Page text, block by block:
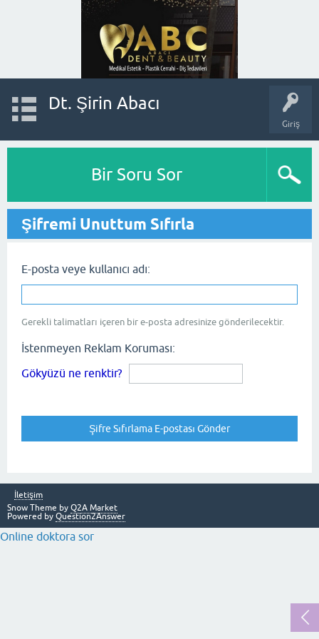
Giriş
Dt. Şirin Abacı
Bir Soru Sor
Şifremi Unuttum Sıfırla
E-posta veye kullanıcı adı:
Gerekli talimatları içeren bir e-posta adresinize gönderilecektir.
İstenmeyen Reklam Koruması:
Gökyüzü ne renktir?
İletişim
Snow Theme by Q2A Market
Powered by Question2Answer
Online doktora sor